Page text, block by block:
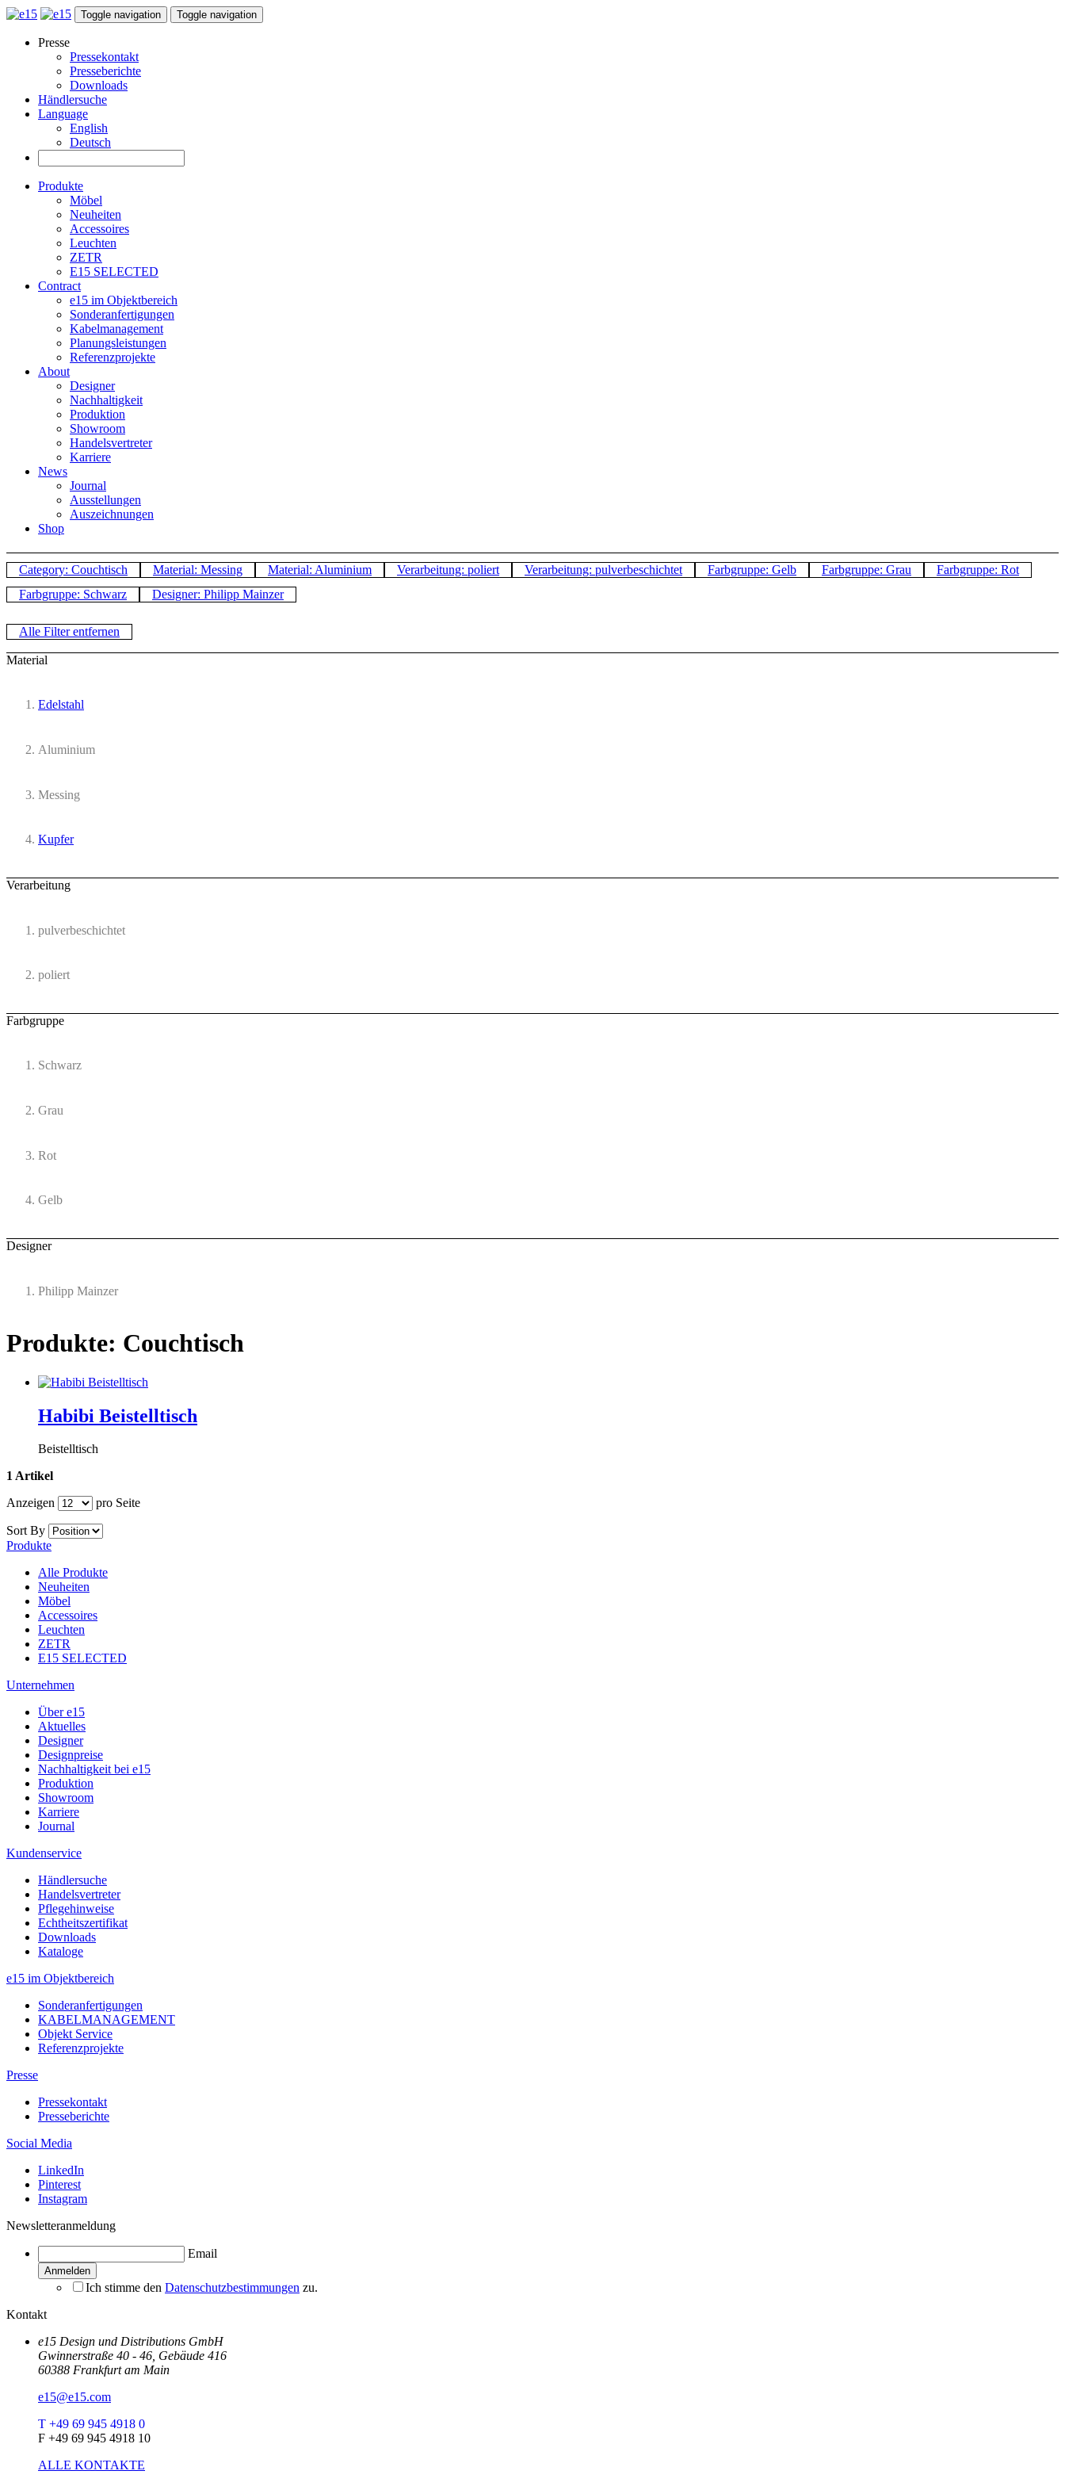
Toggle navigation Toggle navigation
Presse
Pressekontakt
Presseberichte
Downloads
Händlersuche
Language
English
Deutsch
Produkte
Möbel
Neuheiten
Accessoires
Leuchten
ZETR
E15 SELECTED
Contract
e15 im Objektbereich
Sonderanfertigungen
Kabelmanagement
Planungsleistungen
Referenzprojekte
About
Designer
Nachhaltigkeit
Produktion
Showroom
Handelsvertreter
Karriere
News
Journal
Ausstellungen
Auszeichnungen
Shop
Category: Couchtisch Material: Messing Material: Aluminium Verarbeitung: poliert Verarbeitung: pulverbeschichtet Farbgruppe: Gelb Farbgruppe: Grau
Farbgruppe: Rot
Farbgruppe: Schwarz
Designer: Philipp Mainzer
Alle Filter entfernen
Material
Edelstahl
Aluminium
Messing
Kupfer
Verarbeitung
pulverbeschichtet
poliert
Farbgruppe
Schwarz
Grau
Rot
Gelb
Designer
Philipp Mainzer
Produkte: Couchtisch
Habibi Beistelltisch
Beistelltisch
1 Artikel
Anzeigen
pro Seite
Sort By
Produkte
Alle Produkte
Neuheiten
Möbel
Accessoires
Leuchten
ZETR
E15 SELECTED
Unternehmen
Über e15
Aktuelles
Designer
Designpreise
Nachhaltigkeit bei e15
Produktion
Showroom
Karriere
Journal
Kundenservice
Händlersuche
Handelsvertreter
Pflegehinweise
Echtheitszertifikat
Downloads
Kataloge
e15 im Objektbereich
Sonderanfertigungen
KABELMANAGEMENT
Objekt Service
Referenzprojekte
Presse
Pressekontakt
Presseberichte
Social Media
LinkedIn
Pinterest
Instagram
Newsletteranmeldung
Email
Ich stimme den Datenschutzbestimmungen zu.
Kontakt
e15 Design und Distributions GmbH
Gwinnerstraße 40 - 46, Gebäude 416
60388 Frankfurt am Main
e15@e15.com
T +49 69 945 4918 0
F +49 69 945 4918 10
ALLE KONTAKTE